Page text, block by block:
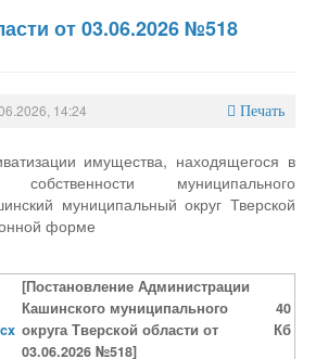
от 03.06.2026 №518
14:24 Печать
имущества, находящегося в
собственности муниципального
муниципальный округ Тверской
форме
[Постановление Администрации
Кашинского муниципального
округа Тверской области от
03.06.2026 №518]
40
Кб